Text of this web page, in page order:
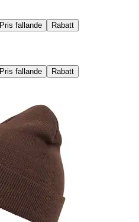
Pris fallande Rabatt
Pris fallande Rabatt